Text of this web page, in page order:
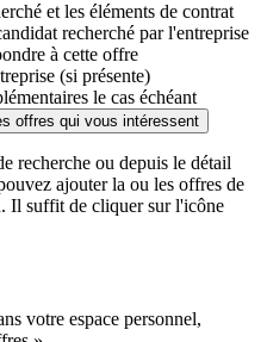
et les éléments de contrat
recherché par l'entreprise
à cette offre
(si présente)
le cas échéant
offres qui vous intéressent
recherche ou depuis le détail
ajouter la ou les offres de
Il suffit de cliquer sur l'icône
votre espace personnel,